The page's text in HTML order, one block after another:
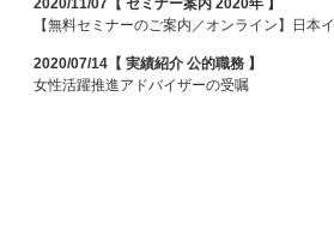
2020/11/07【 セミナー案内 2020年 】
【無料セミナーのご案内／オンライン】日本
2020/07/14【 実績紹介 公的職務 】
女性活躍推進アドバイザーの受嘱